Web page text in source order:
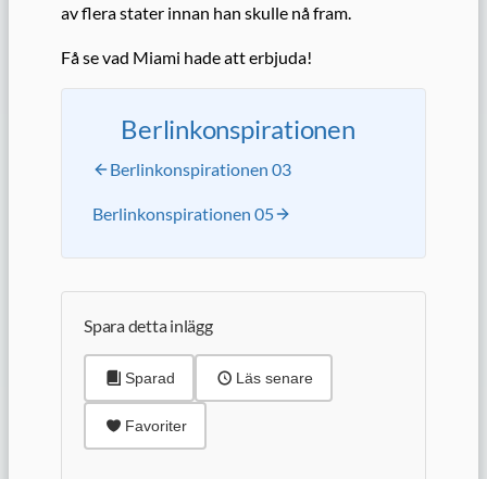
av flera stater innan han skulle nå fram.
Få se vad Miami hade att erbjuda!
Berlinkonspirationen
Berlinkonspirationen 03
Berlinkonspirationen 05
Spara detta inlägg
Sparad Läs senare
Favoriter